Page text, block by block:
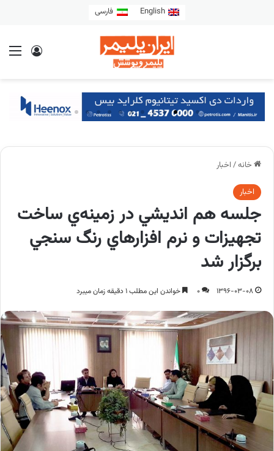
English فارسی
خانه/ اخبار
اخبار
جلسه هم انديشي در زمينه‌‌ي ساخت
تجهيزات و نرم افزارهاي رنگ سنجي
برگزار شد
1396-03-08
0 خواندن این مطلب 1 دقیقه زمان میبرد